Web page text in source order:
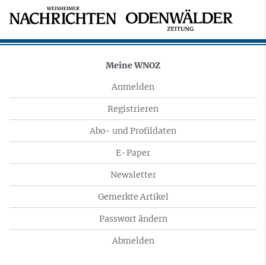
Meine WNOZ
Anmelden
Registrieren
Abo- und Profildaten
E-Paper
Newsletter
Gemerkte Artikel
Passwort ändern
Abmelden